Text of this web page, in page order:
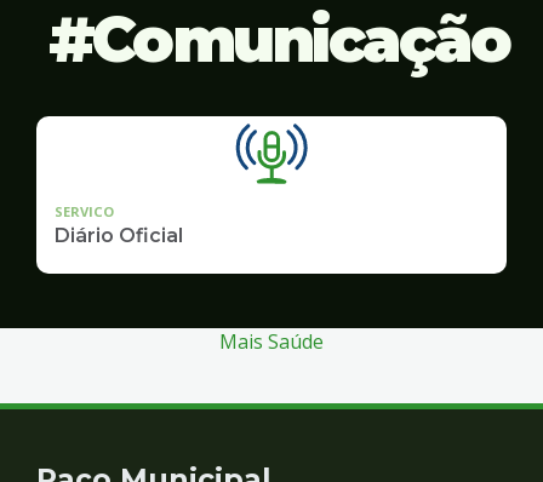
Comunicação
SERVICO
Diário Oficial
Mais Saúde